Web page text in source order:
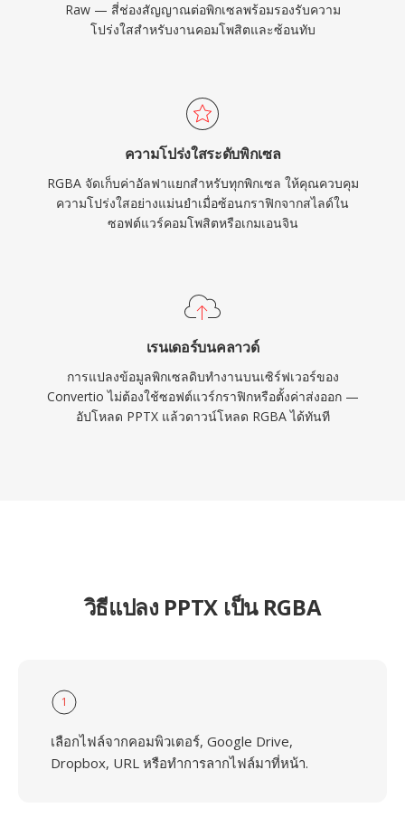
Raw — สี่ช่องสัญญาณต่อพิกเซลพร้อมรองรับความ
โปร่งใสสำหรับงานคอมโพสิตและซ้อนทับ
ความโปร่งใสระดับพิกเซล
RGBA จัดเก็บค่าอัลฟาแยกสำหรับทุกพิกเซล ให้คุณควบคุม
ความโปร่งใสอย่างแม่นยำเมื่อซ้อนกราฟิกจากสไลด์ใน
ซอฟต์แวร์คอมโพสิตหรือเกมเอนจิน
เรนเดอร์บนคลาวด์
การแปลงข้อมูลพิกเซลดิบทำงานบนเซิร์ฟเวอร์ของ
Convertio ไม่ต้องใช้ซอฟต์แวร์กราฟิกหรือตั้งค่าส่งออก —
อัปโหลด PPTX แล้วดาวน์โหลด RGBA ได้ทันที
วิธีแปลง PPTX เป็น RGBA
1
เลือกไฟล์จากคอมพิวเตอร์, Google Drive,
Dropbox, URL หรือทำการลากไฟล์มาที่หน้า.